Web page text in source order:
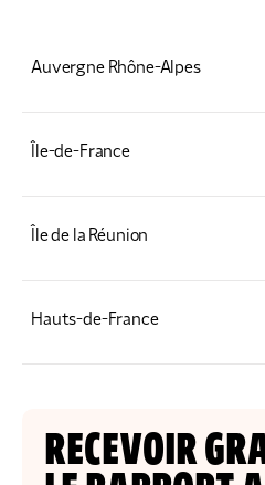
Auvergne Rhône-Alpes
Éclairage régional
Île-de-France
Éclairage régional
Synthèse éclairage régional
Compte-rendu Éclairage
Île de la Réunion
Eclairage régional
Hauts-de-France
Éclairage régional
RECEVOIR